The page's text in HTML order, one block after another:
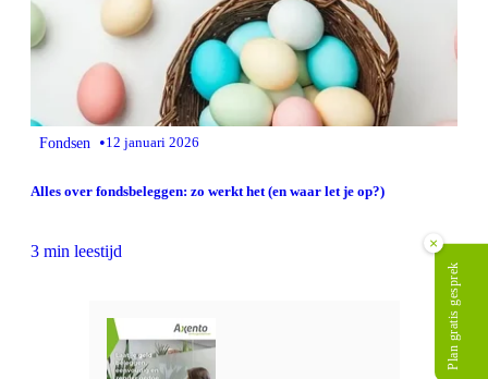
Fondsen •12 januari 2026
Alles over fondsbeleggen: zo werkt het (en waar let je op?)
3 min leestijd ×
Plan gratis gesprek